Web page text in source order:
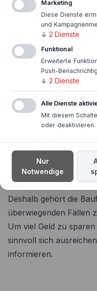
Für Ihre
verschiedene Rechner
Internetseite nutzen.
Diese Rechner und
bei Ihrer Finanzierung
Entscheidungen zu
Baufinanzierung
In den häufigsten
Wohnimmobilie nicht
Deshalb gehört die
überwiegenden Fällen
Um viel Geld zu
sinnvoll sich
informieren.
Marketing
Diese Dienste
und
↓ 2 Dienste
Funktional
Erweiterte
Push-
↓ 2 Dienste
Alle Dienste
Mit diesem
oder deaktivieren.
Nur
Notwendige